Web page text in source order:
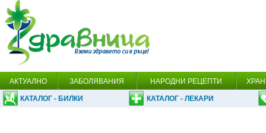
АКТУАЛНО ЗАБОЛЯВАНИЯ НАРОДНИ РЕЦЕПТИ
КАТАЛОГ - БИЛКИ КАТАЛОГ - ЛЕКАРИ